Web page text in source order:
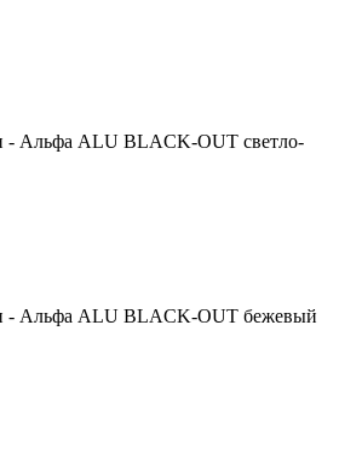
Альфа ALU BLACK-OUT светло-
Альфа ALU BLACK-OUT бежевый